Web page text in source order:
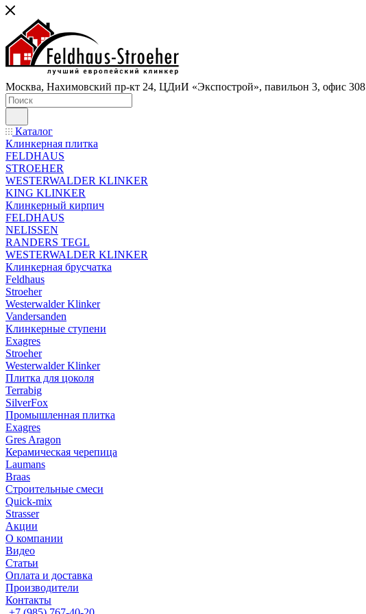
Москва, Нахимовский пр-кт 24, ЦДиИ «Экспострой», павильон 3, офис 308
Каталог
Клинкерная плитка
FELDHAUS
STROEHER
WESTERWALDER KLINKER
KING KLINKER
Клинкерный кирпич
FELDHAUS
NELISSEN
RANDERS TEGL
WESTERWALDER KLINKER
Клинкерная брусчатка
Feldhaus
Stroeher
Westerwalder Klinker
Vandersanden
Клинкерные ступени
Exagres
Stroeher
Westerwalder Klinker
Плитка для цоколя
Terrabig
SilverFox
Промышленная плитка
Exagres
Gres Aragon
Керамическая черепица
Laumans
Braas
Строительные смеси
Quick-mix
Strasser
Акции
О компании
Видео
Статьи
Оплата и доставка
Производители
Контакты